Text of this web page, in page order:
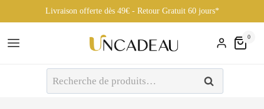
Livraison offerte dès 49€ - Retour Gratuit 60 jours*
au
0
Recherche
pour :
Recherche